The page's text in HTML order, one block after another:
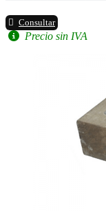
Consultar
Precio sin IVA